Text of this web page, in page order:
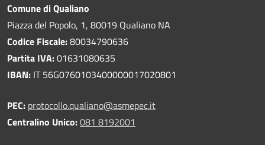
Comune di Qualiano
Piazza del Popolo, 1, 80019 Qualiano NA
Codice Fiscale:80034790636
Partita IVA:01631080635
IBAN: IT 56G0760103400000017020801
PEC: protocollo.qualiano@asmepec.it
Centralino Unico:081 8192001